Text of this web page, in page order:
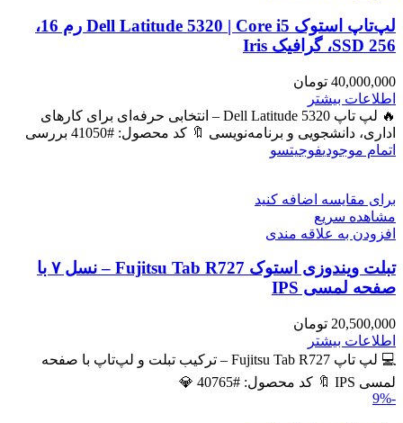
لپ‌تاپ استوک Dell Latitude 5320 | Core i5 رم 16،
SSD 256، گرافیک Iris
40,000,000 تومان
اطلاعات بیشتر
🔥 لپ تاپ Dell Latitude 5320 – انتخابی حرفه‌ای برای کارهای
اداری، دانشجویی و برنامه‌نویسی 🔖 کد محصول: #41050 بررسی
اتمام موجودیفوجیتسو
برای مقایسه اضافه کنید
مشاهده سریع
افزودن به علاقه مندی
تبلت ویندوزی استوک Fujitsu Tab R727 – نسل ۷ با
صفحه لمسی IPS
20,500,000 تومان
اطلاعات بیشتر
💻 لپ تاپ Fujitsu Tab R727 – ترکیب تبلت و لپ‌تاپ با صفحه
لمسی IPS 🔖 کد محصول: #40765 💎
-9%